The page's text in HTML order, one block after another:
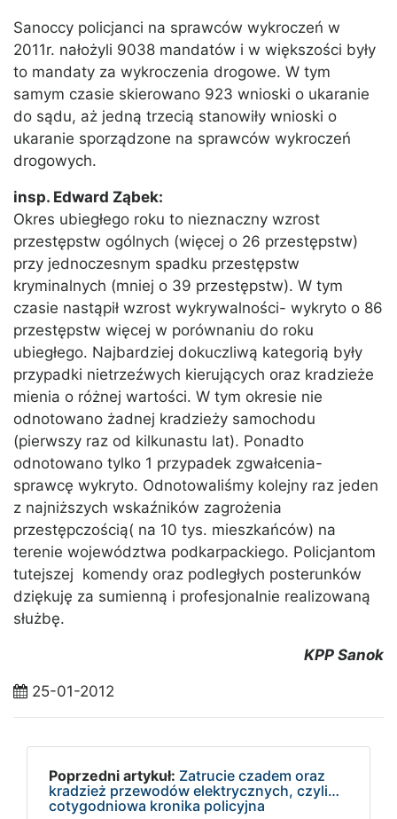
Sanoccy policjanci na sprawców wykroczeń w
2011r. nałożyli 9038 mandatów i w większości były
to mandaty za wykroczenia drogowe. W tym
samym czasie skierowano 923 wnioski o ukaranie
do sądu, aż jedną trzecią stanowiły wnioski o
ukaranie sporządzone na sprawców wykroczeń
drogowych.
insp. Edward Ząbek:
Okres ubiegłego roku to nieznaczny wzrost
przestępstw ogólnych (więcej o 26 przestępstw)
przy jednoczesnym spadku przestępstw
kryminalnych (mniej o 39 przestępstw). W tym
czasie nastąpił wzrost wykrywalności- wykryto o 86
przestępstw więcej w porównaniu do roku
ubiegłego. Najbardziej dokuczliwą kategorią były
przypadki nietrzeźwych kierujących oraz kradzieże
mienia o różnej wartości. W tym okresie nie
odnotowano żadnej kradzieży samochodu
(pierwszy raz od kilkunastu lat). Ponadto
odnotowano tylko 1 przypadek zgwałcenia-
sprawcę wykryto. Odnotowaliśmy kolejny raz jeden
z najniższych wskaźników zagrożenia
przestępczością( na 10 tys. mieszkańców) na
terenie województwa podkarpackiego. Policjantom
tutejszej komendy oraz podległych posterunków
dziękuję za sumienną i profesjonalnie realizowaną
służbę.
KPP Sanok
25-01-2012
Poprzedni artykuł: Zatrucie czadem oraz
kradzież przewodów elektrycznych, czyli…
cotygodniowa kronika policyjna